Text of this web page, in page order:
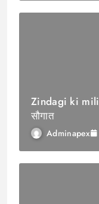
Zindagi ki mili
सौगात
Adminapex